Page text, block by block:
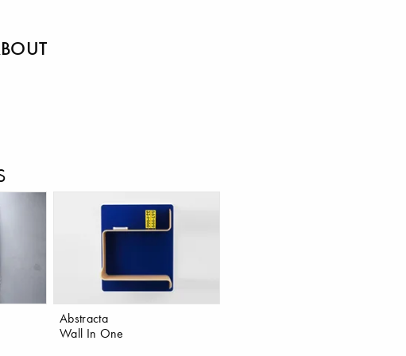
Abstracta
Wall In One